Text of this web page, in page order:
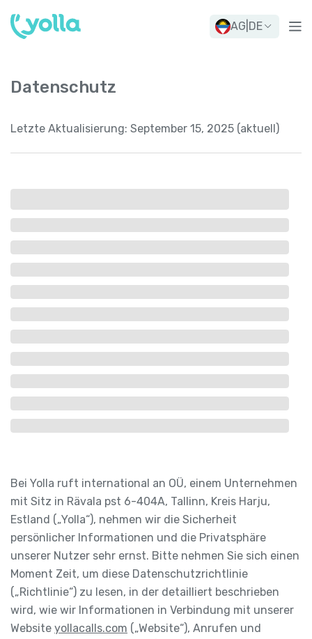
AG DE
Datenschutz
Letzte Aktualisierung: September 15, 2025 (aktuell)
Bei Yolla ruft international an OÜ, einem Unternehmen
mit Sitz in Rävala pst 6-404A, Tallinn, Kreis Harju,
Estland („Yolla“), nehmen wir die Sicherheit
persönlicher Informationen und die Privatsphäre
unserer Nutzer sehr ernst. Bitte nehmen Sie sich einen
Moment Zeit, um diese Datenschutzrichtlinie
(„Richtlinie“) zu lesen, in der detailliert beschrieben
wird, wie wir Informationen in Verbindung mit unserer
Website yollacalls.com („Website“), Anrufen und